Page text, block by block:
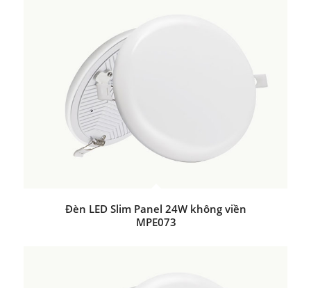
Đèn LED Slim Panel 24W không viền
MPE073